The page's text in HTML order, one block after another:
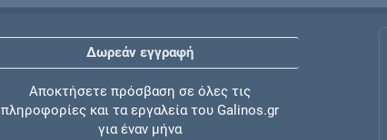
Δωρεάν εγγραφή
Αποκτήσετε πρόσβαση σε όλες τις
πληροφορίες και τα εργαλεία του Galinos.gr
για έναν μήνα